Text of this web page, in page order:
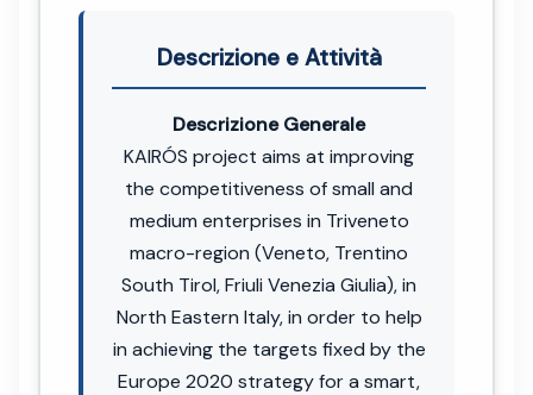
Descrizione e Attività
Descrizione Generale
KAIRÓS project aims at improving
the competitiveness of small and
medium enterprises in Triveneto
macro-region (Veneto, Trentino
South Tirol, Friuli Venezia Giulia), in
North Eastern Italy, in order to help
in achieving the targets fixed by the
Europe 2020 strategy for a smart,